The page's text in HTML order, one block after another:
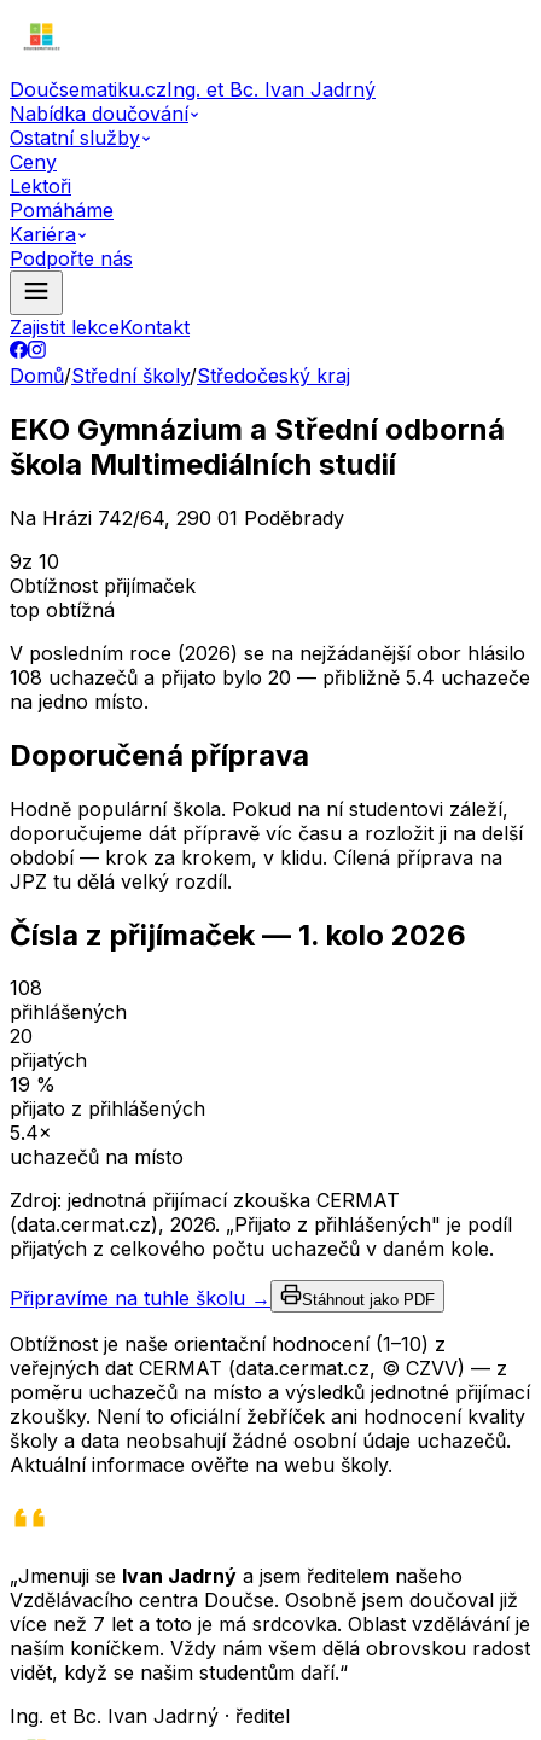
Doučsematiku.czIng. et Bc. Ivan Jadrný
Nabídka doučování
Ostatní služby
Ceny
Lektoři
Pomáháme
Kariéra
Podpořte nás
Zajistit lekceKontakt
Domů/Střední školy/Středočeský kraj
EKO Gymnázium a Střední odborná
škola Multimediálních studií
Na Hrázi 742/64, 290 01 Poděbrady
9z 10
Obtížnost přijímaček
top obtížná
V posledním roce (2026) se na nejžádanější obor hlásilo
108 uchazečů a přijato bylo 20 — přibližně 5.4 uchazeče
na jedno místo.
Doporučená příprava
Hodně populární škola. Pokud na ní studentovi záleží,
doporučujeme dát přípravě víc času a rozložit ji na delší
období — krok za krokem, v klidu. Cílená příprava na
JPZ tu dělá velký rozdíl.
Čísla z přijímaček — 1. kolo 2026
108
přihlášených
20
přijatých
19 %
přijato z přihlášených
5.4×
uchazečů na místo
Zdroj: jednotná přijímací zkouška CERMAT
(data.cermat.cz), 2026. „Přijato z přihlášených" je podíl
přijatých z celkového počtu uchazečů v daném kole.
Připravíme na tuhle školu → Stáhnout jako PDF
Obtížnost je naše orientační hodnocení (1–10) z
veřejných dat CERMAT (data.cermat.cz, © CZVV) — z
poměru uchazečů na místo a výsledků jednotné přijímací
zkoušky. Není to oficiální žebříček ani hodnocení kvality
školy a data neobsahují žádné osobní údaje uchazečů.
Aktuální informace ověřte na webu školy.
„Jmenuji se Ivan Jadrný a jsem ředitelem našeho
Vzdělávacího centra Doučse. Osobně jsem doučoval již
více než 7 let a toto je má srdcovka. Oblast vzdělávání je
naším koníčkem. Vždy nám všem dělá obrovskou radost
vidět, když se našim studentům daří.“
Ing. et Bc. Ivan Jadrný · ředitel